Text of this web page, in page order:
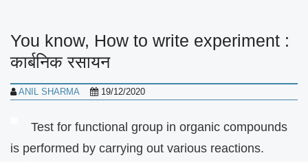
You know, How to write experiment :
कार्बनिक रसायन
ANIL SHARMA 19/12/2020
Test for functional group in organic compounds
is performed by carrying out various reactions.